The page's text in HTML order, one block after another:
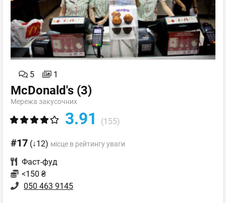
5 1
McDonald's (3)
Мережа закусочних
3.91 (155)
#17 (↓12) місце в рейтингу уваги
Фаст-фуд
<150 ₴
050 463 9145